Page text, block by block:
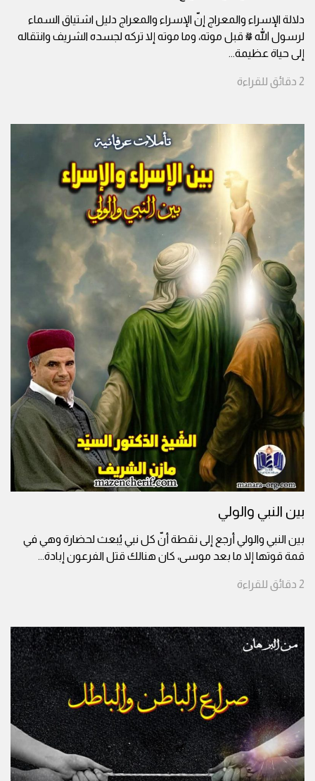
دلالة الإسراء والمعراج إنّ الإسراء والمعراج دليل اشتياق السماء
لرسول الله ﷺ قبل موته، وما موته إلا تركه لجسده الشريف وانتقاله
إلى حياة عظيمة...
2 دقائق للقراءة
بين النبي والولي
بين النبي والولي أرجع إلى نقطة أنّ كل نبي يُبعث لحضارة وهي في
قمة قوتها إلا ما بعد موسى، كان هنالك قتل الفرعون إبادة...
2 دقائق للقراءة